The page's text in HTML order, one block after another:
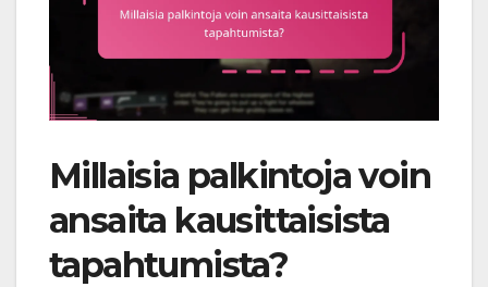
Millaisia palkintoja voin
ansaita kausittaisista
tapahtumista?